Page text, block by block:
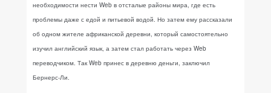
необходимости нести Web в отсталые районы мира, где есть
проблемы даже с едой и питьевой водой. Но затем ему рассказали
об одном жителе африканской деревни, который самостоятельно
изучил английский язык, а затем стал работать через Web
переводчиком. Так Web принес в деревню деньги, заключил
Бернерс-Ли.